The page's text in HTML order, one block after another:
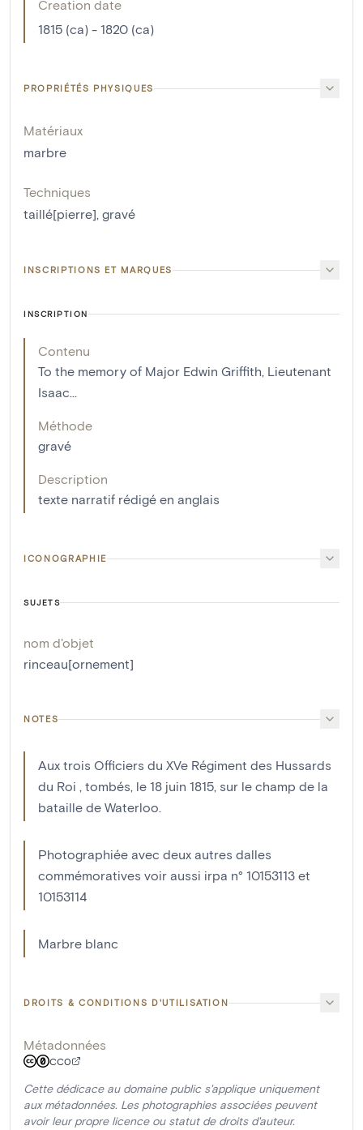
Creation date
1815 (ca) - 1820 (ca)
PROPRIÉTÉS PHYSIQUES
Matériaux
marbre
Techniques
taillé[pierre], gravé
INSCRIPTIONS ET MARQUES
INSCRIPTION
Contenu
To the memory of Major Edwin Griffith, Lieutenant
Isaac...
Méthode
gravé
Description
texte narratif rédigé en anglais
ICONOGRAPHIE
SUJETS
nom d'objet
rinceau[ornement]
NOTES
Aux trois Officiers du XVe Régiment des Hussards
du Roi , tombés, le 18 juin 1815, sur le champ de la
bataille de Waterloo.
Photographiée avec deux autres dalles
commémoratives voir aussi irpa n° 10153113 et
10153114
Marbre blanc
DROITS & CONDITIONS D'UTILISATION
Métadonnées
CC0
Cette dédicace au domaine public s'applique uniquement
aux métadonnées. Les photographies associées peuvent
avoir leur propre licence ou statut de droits d'auteur.